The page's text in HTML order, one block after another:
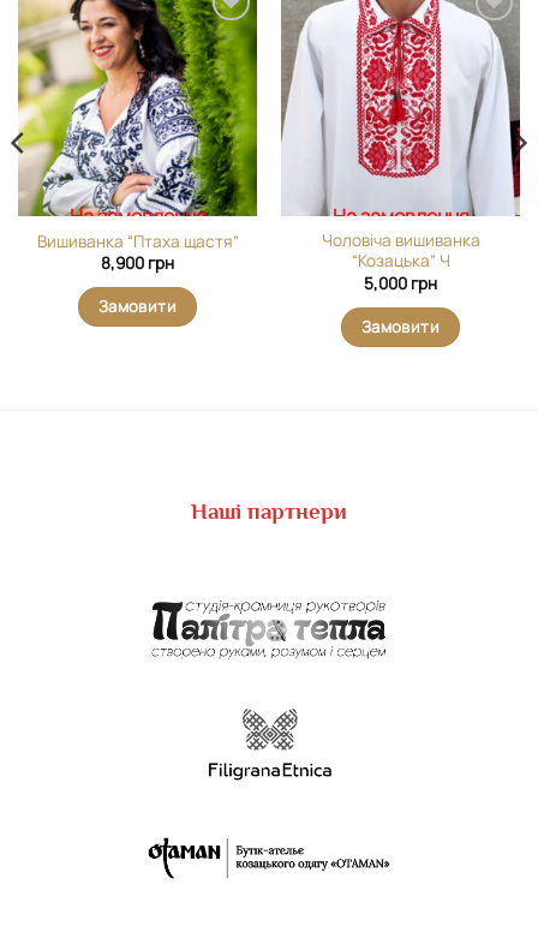
Додати
виріб у
вибране
На замовлення
Вишиванка “Птаха щастя”
8,900 грн
Замовити
Додати
виріб у
вибране
На замовлення
Чоловіча вишиванка
“Козацька” Ч
5,000 грн
Замовити
Наші партнери